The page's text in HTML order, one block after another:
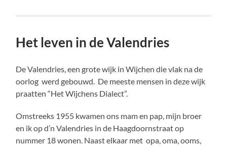
Het leven in de Valendries
De Valendries, een grote wijk in Wijchen die vlak na de
oorlog werd gebouwd. De meeste mensen in deze wijk
praatten “Het Wijchens Dialect”.
Omstreeks 1955 kwamen ons mam en pap, mijn broer
en ik op d’n Valendries in de Haagdoornstraat op
nummer 18 wonen. Naast elkaar met opa, oma, ooms,